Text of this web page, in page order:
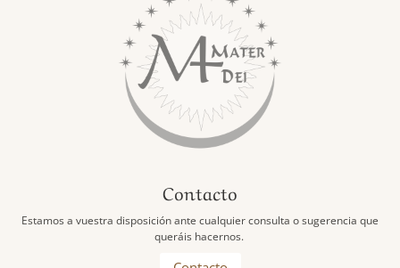
Contacto
Estamos a vuestra disposición ante cualquier consulta o sugerencia que
queráis hacernos.